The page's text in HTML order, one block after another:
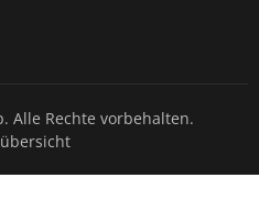
Alle Rechte vorbehalten.